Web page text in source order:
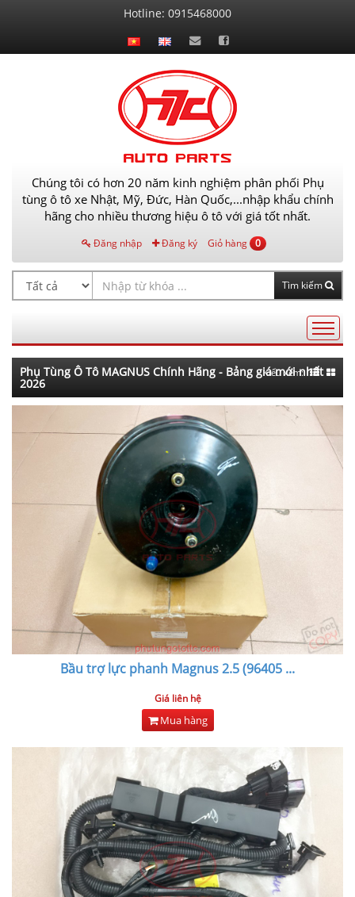
hệ
Hotline: 0915468000
Chúng tôi có hơn 20 năm kinh nghiệm phân phối Phụ
tùng ô tô xe Nhật, Mỹ, Đức, Hàn Quốc,...nhập khẩu chính
hãng cho nhiều thương hiệu ô tô với giá tốt nhất.
Đăng nhập Đăng ký Giỏ hàng 0
Tìm kiếm
AutoPart
Phụ Tùng Ô Tô MAGNUS Chính Hãng - Bảng giá mới nhất
2026
Kiểu xem:
Bầu trợ lực phanh Magnus 2.5 (96405 ...
Giá liên hệ
Mua hàng